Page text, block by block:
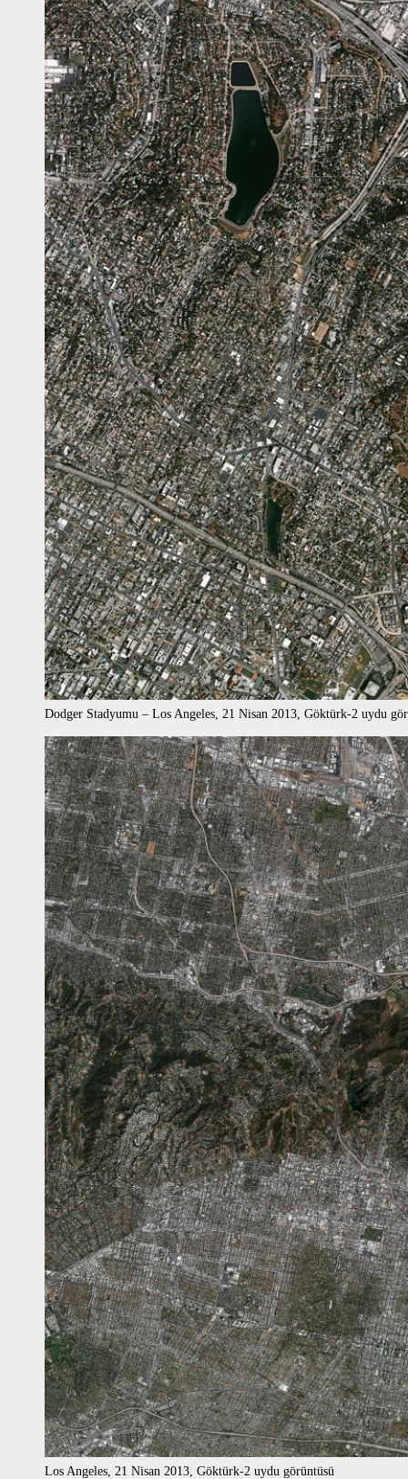
Dodger Stadyumu – Los Angeles, 21 Nisan 2013, Göktürk-2 uydu
Los Angeles, 21 Nisan 2013, Göktürk-2 uydu görüntüsü